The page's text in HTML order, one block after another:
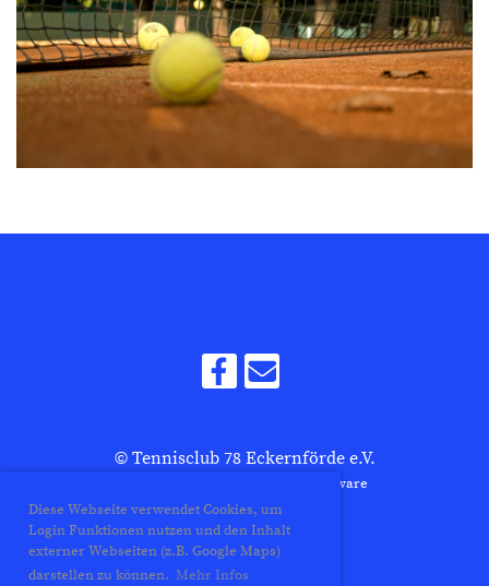
Diese Webseite verwendet Cookies, um
Login Funktionen nutzen und den Inhalt
externer Webseiten (z.B. Google Maps)
darstellen zu können. Mehr Infos
© Tennisclub 78 Eckernförde e.V.
Erstellt mit ClubDesk Vereinssoftware
Impressum